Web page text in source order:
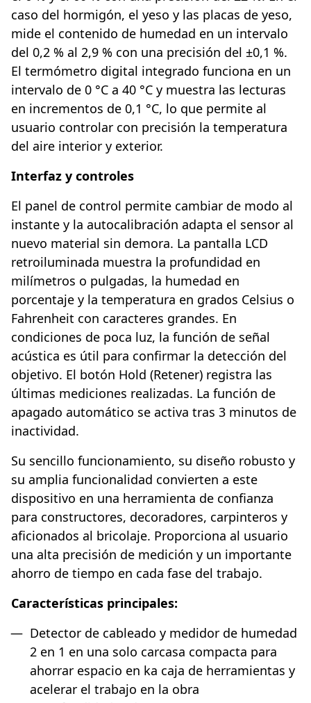
caso del hormigón, el yeso y las placas de yeso,
mide el contenido de humedad en un intervalo
del 0,2 % al 2,9 % con una precisión del ±0,1 %.
El termómetro digital integrado funciona en un
intervalo de 0 °C a 40 °C y muestra las lecturas
en incrementos de 0,1 °C, lo que permite al
usuario controlar con precisión la temperatura
del aire interior y exterior.
Interfaz y controles
El panel de control permite cambiar de modo al
instante y la autocalibración adapta el sensor al
nuevo material sin demora. La pantalla LCD
retroiluminada muestra la profundidad en
milímetros o pulgadas, la humedad en
porcentaje y la temperatura en grados Celsius o
Fahrenheit con caracteres grandes. En
condiciones de poca luz, la función de señal
acústica es útil para confirmar la detección del
objetivo. El botón Hold (Retener) registra las
últimas mediciones realizadas. La función de
apagado automático se activa tras 3 minutos de
inactividad.
Su sencillo funcionamiento, su diseño robusto y
su amplia funcionalidad convierten a este
dispositivo en una herramienta de confianza
para constructores, decoradores, carpinteros y
aficionados al bricolaje. Proporciona al usuario
una alta precisión de medición y un importante
ahorro de tiempo en cada fase del trabajo.
Características principales:
Detector de cableado y medidor de humedad
2 en 1 en una solo carcasa compacta para
ahorrar espacio en ka caja de herramientas y
acelerar el trabajo en la obra